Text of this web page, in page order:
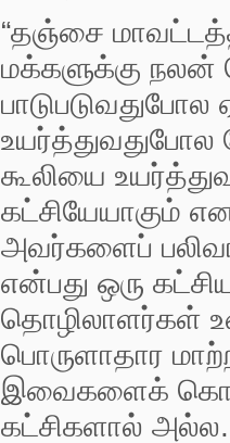
“தஞ்சை
மக்களுக்கு
உயர்த்துவதுபோல
கூலியை
கட்சியேயாகும்
அவர்களைப்
என்பது ஒரு
தொழிலாளர்கள்
பொருளாதார
இவைகளைக்
கட்சிகளால்